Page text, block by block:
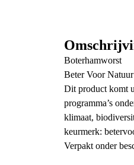
Boterhamworst
Beter Voor
Dit product komt
programma’s
klimaat,
keurmerk:
Verpakt onder